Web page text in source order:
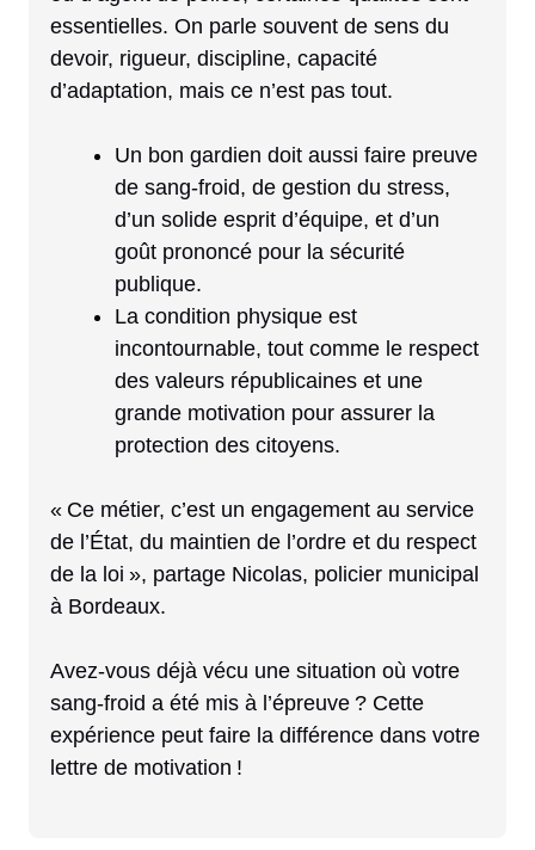
essentielles. On parle souvent de sens du
devoir, rigueur, discipline, capacité
d’adaptation, mais ce n’est pas tout.
Un bon gardien doit aussi faire preuve
de sang-froid, de gestion du stress,
d’un solide esprit d’équipe, et d’un
goût prononcé pour la sécurité
publique.
La condition physique est
incontournable, tout comme le respect
des valeurs républicaines et une
grande motivation pour assurer la
protection des citoyens.
« Ce métier, c’est un engagement au service
de l’État, du maintien de l’ordre et du respect
de la loi », partage Nicolas, policier municipal
à Bordeaux.
Avez-vous déjà vécu une situation où votre
sang-froid a été mis à l’épreuve ? Cette
expérience peut faire la différence dans votre
lettre de motivation !